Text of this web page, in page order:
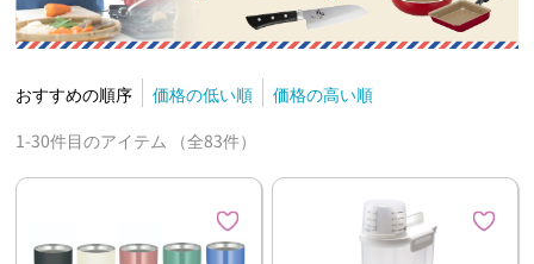
おすすめの順序 価格の低い順
価格の高い順
1-30件目のアイテム （全83件）